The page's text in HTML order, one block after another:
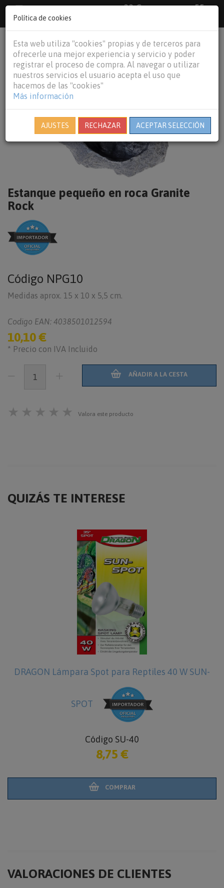
33 €
55
€Baleares y
person shopping_cart
Estanque pequeño en roca Granite
Rock
Código NPG10
Medidas aprox. 15 x 10 x 5,5 cm.
Codigo EAN: 4038501012594
10,10 €
* Precio con IVA Incluido
AÑADIR A LA CESTA
★ ★ ★ ★ ★ Valora este producto
QUIZÁS TE INTERESE
DRAGON Lámpara Spot para Reptiles 40 W SUN-
SPOT
Código SU-40
8,75 €
COMPRAR
VALORACIONES DE CLIENTES
Política de cookies
Esta web utiliza "cookies" propias y de terceros para
ofrecerle una mejor experiencia y servicio y poder
registrar el proceso de compra. Al navegar o utilizar
nuestros servicios el usuario acepta el uso que
hacemos de las "cookies"
Más información
AJUSTES RECHAZAR ACEPTAR SELECCIÓN